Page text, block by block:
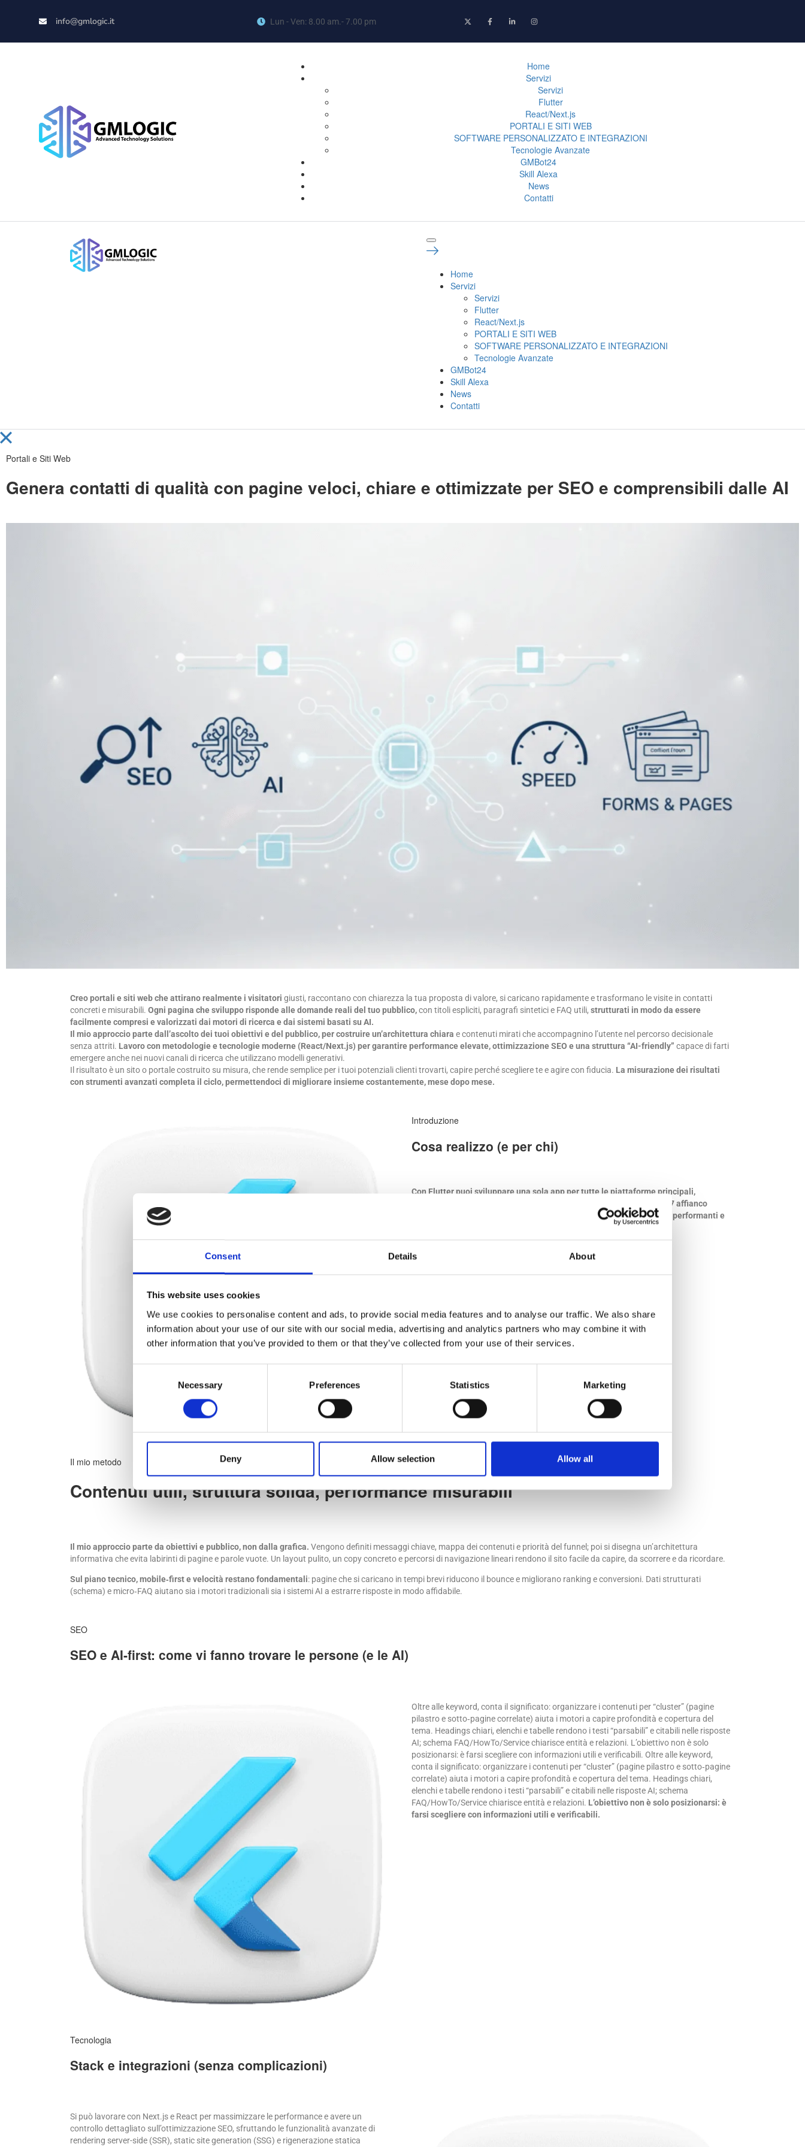
Consent Details About
This website uses cookies
We use cookies to personalise content and ads, to provide social media features and to analyse our traffic. We also share
information about your use of our site with our social media, advertising and analytics partners who may combine it with
other information that you’ve provided to them or that they’ve collected from your use of their services.
Necessary Preferences Statistics Marketing
Deny Allow selection Allow all
info@gmlogic.it Lun - Ven: 8.00 am.- 7.00 pm
Home
Servizi
Servizi
Flutter
React/Next.js
PORTALI E SITI WEB
SOFTWARE PERSONALIZZATO E INTEGRAZIONI
Tecnologie Avanzate
GMBot24
Skill Alexa
News
Contatti
Home
Servizi
Servizi
Flutter
React/Next.js
PORTALI E SITI WEB
SOFTWARE PERSONALIZZATO E INTEGRAZIONI
Tecnologie Avanzate
GMBot24
Skill Alexa
News
Contatti
Portali e Siti Web
Genera contatti di qualità con pagine veloci, chiare e ottimizzate per SEO e comprensibili dalle AI
Creo portali e siti web che attirano realmente i visitatori giusti, raccontano con chiarezza la tua proposta di valore, si caricano rapidamente e trasformano le visite in contatti
concreti e misurabili. Ogni pagina che sviluppo risponde alle domande reali del tuo pubblico,con titoli espliciti, paragrafi sintetici e FAQ utili, strutturati in modo da essere
facilmente compresi e valorizzati dai motori di ricerca e dai sistemi basati su AI.
Il mio approccio parte dall’ascolto dei tuoi obiettivi e del pubblico, per costruire un’architettura chiara e contenuti mirati che accompagnino l’utente nel percorso decisionale
senza attriti. Lavoro con metodologie e tecnologie moderne (React/Next.js) per garantire performance elevate, ottimizzazione SEO e una struttura “AI-friendly” capace di farti
emergere anche nei nuovi canali di ricerca che utilizzano modelli generativi.
Il risultato è un sito o portale costruito su misura, che rende semplice per i tuoi potenziali clienti trovarti, capire perché scegliere te e agire con fiducia. La misurazione dei risultati
con strumenti avanzati completa il ciclo, permettendoci di migliorare insieme costantemente, mese dopo mese.
Introduzione
Cosa realizzo (e per chi)
Con Flutter puoi sviluppare una sola app per tutte le piattaforme principali,
riducendo tempi e costi senza rinunciare alla qualità nativa. Dal 2007 affianco
startup e PMI nell’adozione di questa tecnologia per prodotti digitali performanti e
Un solo sviluppo per tutte le piattaforme
Il mio metodo
Contenuti utili, struttura solida, performance misurabili
Il mio approccio parte da obiettivi e pubblico, non dalla grafica. Vengono definiti messaggi chiave, mappa dei contenuti e priorità del funnel; poi si disegna un’architettura
informativa che evita labirinti di pagine e parole vuote. Un layout pulito, un copy concreto e percorsi di navigazione lineari rendono il sito facile da capire, da scorrere e da ricordare.
Sul piano tecnico, mobile‑first e velocità restano fondamentali: pagine che si caricano in tempi brevi riducono il bounce e migliorano ranking e conversioni. Dati strutturati
(schema) e micro‑FAQ aiutano sia i motori tradizionali sia i sistemi AI a estrarre risposte in modo affidabile.
SEO
SEO e AI‑first: come vi fanno trovare le persone (e le AI)
Oltre alle keyword, conta il significato: organizzare i contenuti per “cluster” (pagine
pilastro e sotto‑pagine correlate) aiuta i motori a capire profondità e copertura del
tema. Headings chiari, elenchi e tabelle rendono i testi “parsabili” e citabili nelle risposte
AI; schema FAQ/HowTo/Service chiarisce entità e relazioni. L’obiettivo non è solo
posizionarsi: è farsi scegliere con informazioni utili e verificabili. Oltre alle keyword,
conta il significato: organizzare i contenuti per “cluster” (pagine pilastro e sotto‑pagine
correlate) aiuta i motori a capire profondità e copertura del tema. Headings chiari,
elenchi e tabelle rendono i testi “parsabili” e citabili nelle risposte AI; schema
FAQ/HowTo/Service chiarisce entità e relazioni. L’obiettivo non è solo posizionarsi: è
farsi scegliere con informazioni utili e verificabili.
Tecnologia
Stack e integrazioni (senza complicazioni)
Si può lavorare con Next.js e React per massimizzare le performance e avere un
controllo dettagliato sull’ottimizzazione SEO, sfruttando le funzionalità avanzate di
rendering server-side (SSR), static site generation (SSG) e rigenerazione statica